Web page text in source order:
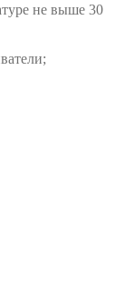
не выше 30